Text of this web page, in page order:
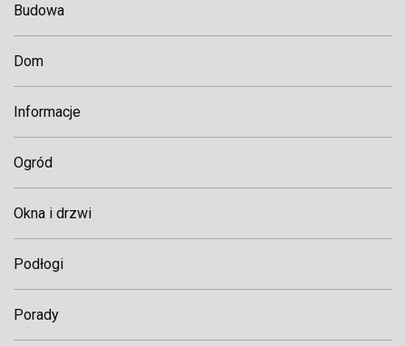
Budowa
Dom
Informacje
Ogród
Okna i drzwi
Podłogi
Porady